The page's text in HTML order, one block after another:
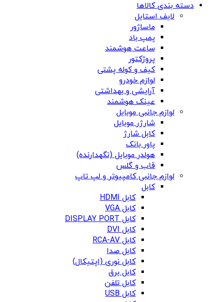
دسته بندی کالاها
لایف استایل
ماساژور
پمپ باد
ساعت هوشمند
پروژکتور
کیف و کوله پشتی
لوازم خودرو
آرایشی و بهداشتی
عینک هوشمند
لوازم جانبی موبایل
شارژر موبایل
کابل شارژ
پاور بانک
هولدر موبایل (نگهدارنده)
قاب و گلس
لوازم جانبی کامپیوتر و لپ تاپ
کابل
کابل HDMI
کابل VGA
کابل DISPLAY PORT
کابل DVI
کابل RCA-AV
کابل صدا
کابل نوری (اپتیکال)
کابل برق
کابل تلفن
کابل USB